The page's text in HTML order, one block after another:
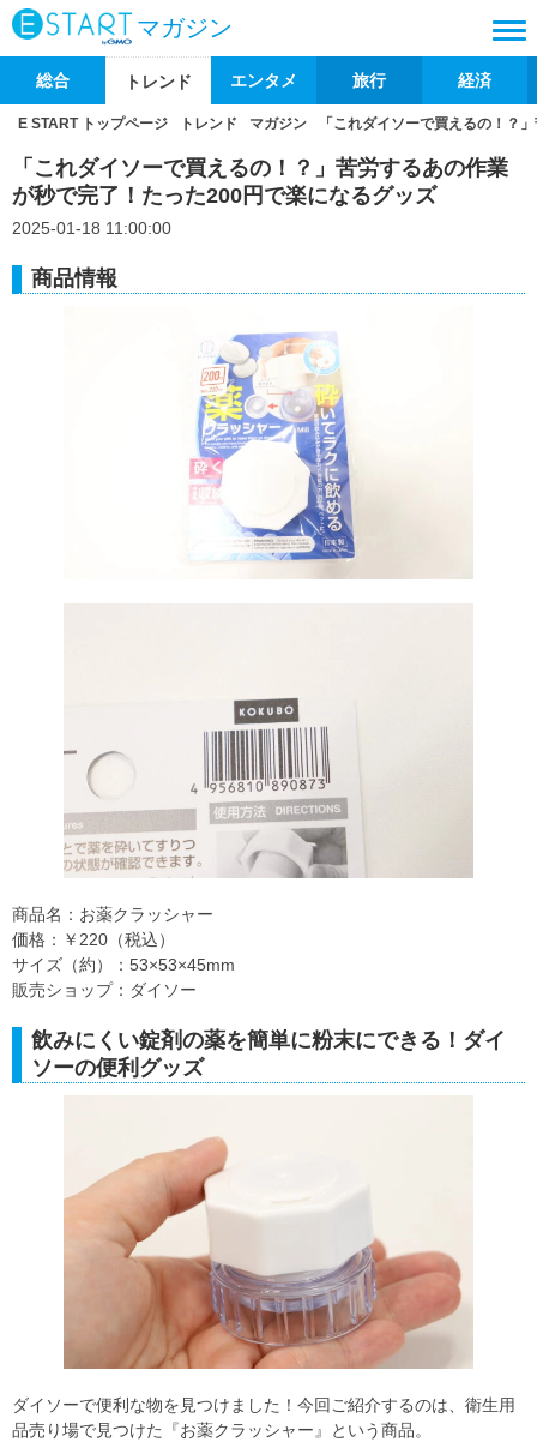
マガジン
総合 トレンド エンタメ 旅行 経済
E START トップページ トレンド マガジン 「これダイソーで買えるの！？
「これダイソーで買えるの！？」苦労するあの作業
が秒で完了！たった200円で楽になるグッズ
2025-01-18 11:00:00
商品情報
商品名：お薬クラッシャー
価格：￥220（税込）
サイズ（約）：53×53×45mm
販売ショップ：ダイソー
飲みにくい錠剤の薬を簡単に粉末にできる！ダイ
ソーの便利グッズ
ダイソーで便利な物を見つけました！今回ご紹介するのは、衛生用
品売り場で見つけた『お薬クラッシャー』という商品。